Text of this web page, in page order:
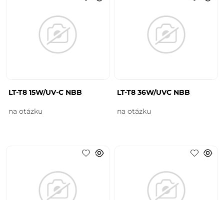
LT-T8 15W/UV-C NBB
na otázku
LT-T8 36W/UVC NBB
na otázku